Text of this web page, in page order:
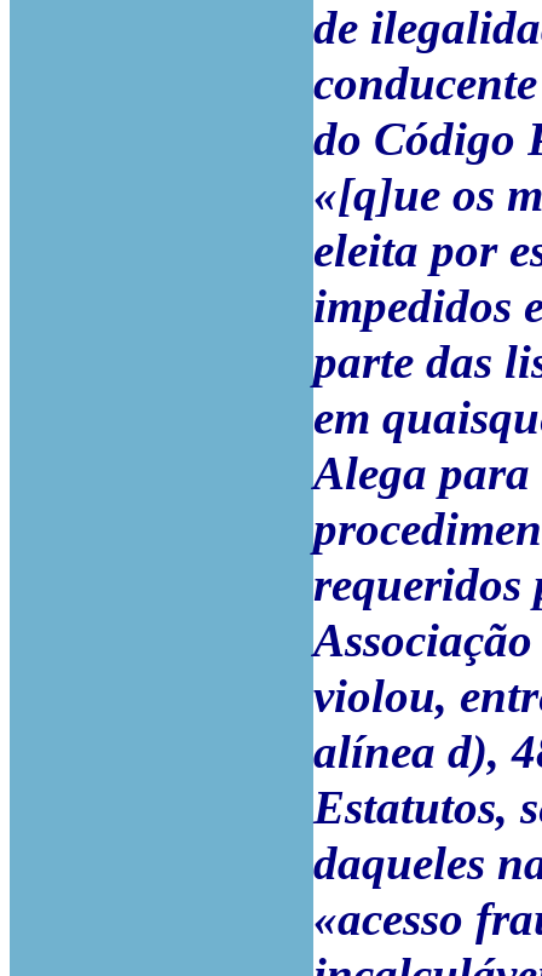
de
do Código
«[q]ue os
eleita por
impedidos
parte das
em
Alega para
requeridos
violou,
alínea d),
Estatutos,
daqueles
«acesso